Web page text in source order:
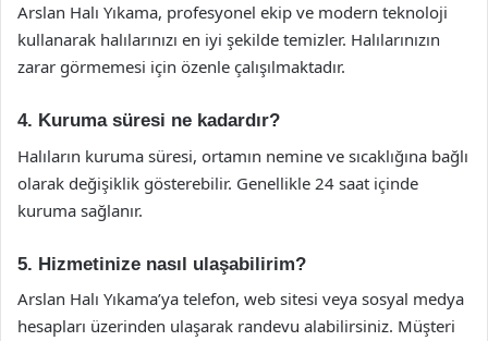
Arslan Halı Yıkama, profesyonel ekip ve modern teknoloji
kullanarak halılarınızı en iyi şekilde temizler. Halılarınızın
zarar görmemesi için özenle çalışılmaktadır.
4. Kuruma süresi ne kadardır?
Halıların kuruma süresi, ortamın nemine ve sıcaklığına bağlı
olarak değişiklik gösterebilir. Genellikle 24 saat içinde
kuruma sağlanır.
5. Hizmetinize nasıl ulaşabilirim?
Arslan Halı Yıkama’ya telefon, web sitesi veya sosyal medya
hesapları üzerinden ulaşarak randevu alabilirsiniz. Müşteri